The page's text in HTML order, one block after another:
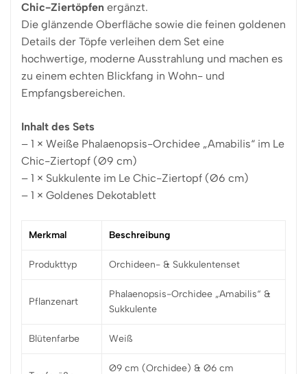
Chic-Ziertöpfen ergänzt.
Die glänzende Oberfläche sowie die feinen goldenen
Details der Töpfe verleihen dem Set eine
hochwertige, moderne Ausstrahlung und machen es
zu einem echten Blickfang in Wohn- und
Empfangsbereichen.
Inhalt des Sets
– 1 × Weiße Phalaenopsis-Orchidee „Amabilis“ im Le
Chic-Ziertopf (Ø9 cm)
– 1 × Sukkulente im Le Chic-Ziertopf (Ø6 cm)
– 1 × Goldenes Dekotablett
Merkmal Beschreibung
Produkttyp Orchideen- & Sukkulentenset
Pflanzenart
Phalaenopsis-Orchidee „Amabilis“ &
Sukkulente
Blütenfarbe Weiß
Ø9 cm (Orchidee) & Ø6 cm